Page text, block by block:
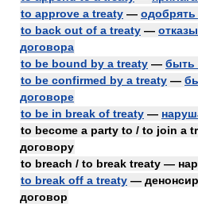
to approve a treaty — одобрять
to back out of a treaty —
договора
to be bound by a treaty — быть
to be confirmed by a treaty —
договоре
to be in break of treaty —
to become a party to / to join a
договору
to breach / to break treaty —
to break off a treaty —
договор